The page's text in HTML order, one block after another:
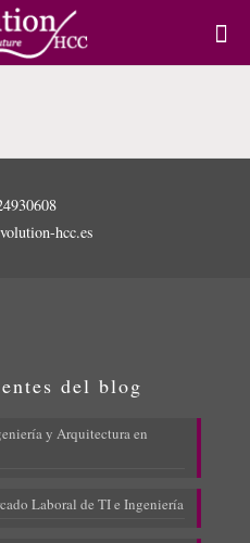
hcc.es
del blog
y Arquitectura en
Laboral de TI e Ingeniería